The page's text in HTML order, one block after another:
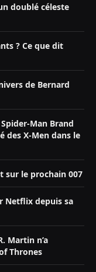
doublé céleste
? Ce que dit
de Bernard
Man Brand
des X-Men dans le
sur le prochain 007
Netflix depuis sa
Martin n’a
Thrones